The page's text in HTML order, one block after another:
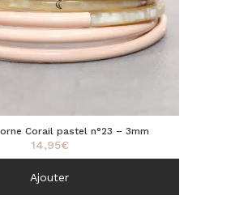
Corail pastel n°23 – 3mm
14,95€
Ajouter